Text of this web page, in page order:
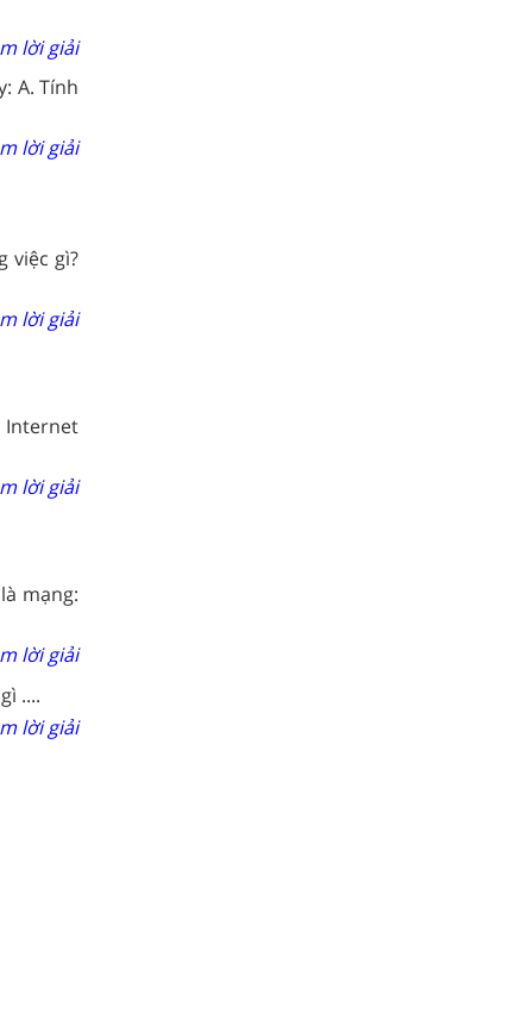
lời giải
A. Tính
lời giải
việc gì?
lời giải
Internet
lời giải
mạng:
lời giải
....
lời giải